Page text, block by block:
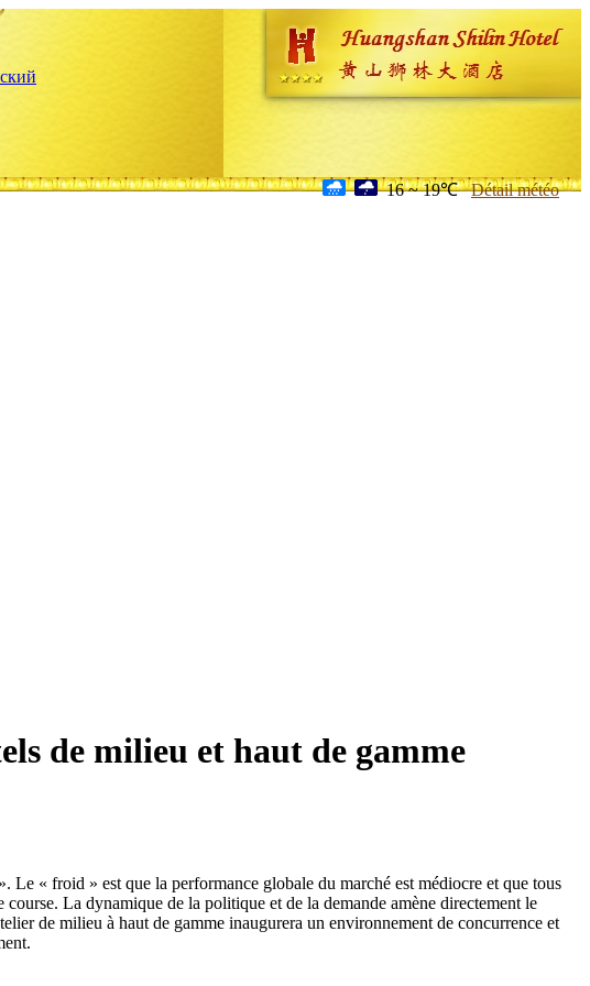
16 ~ 19℃ Détail météo
de milieu et haut de gamme
Le « froid » est que la performance globale du marché est médiocre et que tous
La dynamique de la politique et de la demande amène directement le
de milieu à haut de gamme inaugurera un environnement de concurrence et